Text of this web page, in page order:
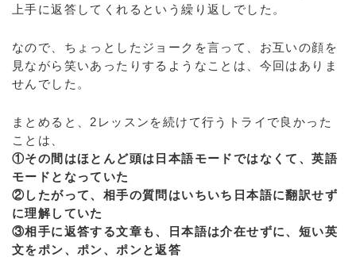
上手に返答してくれるという繰り返しでした。
なので、ちょっとしたジョークを言って、お互いの顔を
見ながら笑いあったりするようなことは、今回はありま
せんでした。
まとめると、2レッスンを続けて行うトライで良かった
ことは、
①その間はほとんど頭は日本語モードではなくて、英語
モードとなっていた
②したがって、相手の質問はいちいち日本語に翻訳せず
に理解していた
③相手に返答する文章も、日本語は介在せずに、短い英
文をポン、ポン、ポンと返答